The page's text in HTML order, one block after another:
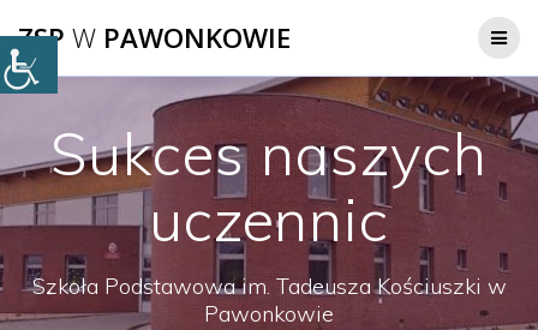
do
ZSP W PAWONKOWIE
Sukces naszych
uczennic
Szkoła Podstawowa im. Tadeusza Kościuszki w
Pawonkowie